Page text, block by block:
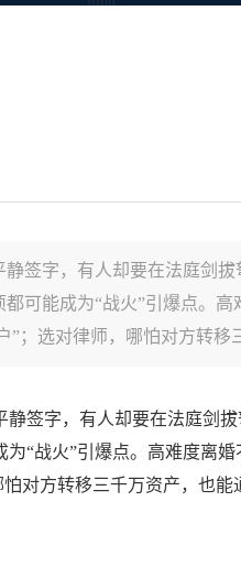
签字，有人却要在法庭剑
能成为“战火”引爆点。高
”；选对律师，哪怕对方转移
签字，有人却要在法庭剑拔
战火”引爆点。高难度离婚
对方转移三千万资产，也